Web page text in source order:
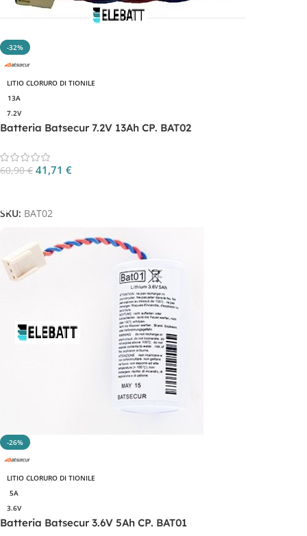
-32%
LITIO CLORURO DI TIONILE
13A
7.2V
Batteria Batsecur 7.2V 13Ah CP. BAT02
60,90€ 41,71 €
SKU: BAT02
-26%
LITIO CLORURO DI TIONILE
5A
3.6V
Batteria Batsecur 3.6V 5Ah CP. BAT01